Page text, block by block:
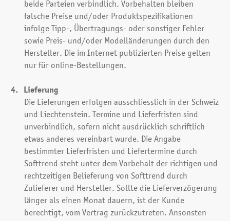
beide Parteien verbindlich. Vorbehalten bleiben
falsche Preise und/oder Produktspezifikationen
infolge Tipp-, Übertragungs- oder sonstiger Fehler
sowie Preis- und/oder Modelländerungen durch den
Hersteller. Die im Internet publizierten Preise gelten
nur für online-Bestellungen.
Lieferung
Die Lieferungen erfolgen ausschliesslich in der Schweiz
und Liechtenstein. Termine und Lieferfristen sind
unverbindlich, sofern nicht ausdrücklich schriftlich
etwas anderes vereinbart wurde. Die Angabe
bestimmter Lieferfristen und Liefertermine durch
Softtrend steht unter dem Vorbehalt der richtigen und
rechtzeitigen Belieferung von Softtrend durch
Zulieferer und Hersteller. Sollte die Lieferverzögerung
länger als einen Monat dauern, ist der Kunde
berechtigt, vom Vertrag zurückzutreten. Ansonsten